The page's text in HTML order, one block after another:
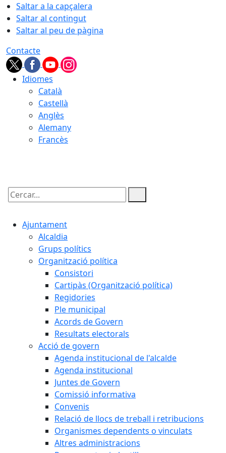
Saltar a la capçalera
Saltar al contingut
Saltar al peu de pàgina
Contacte
Idiomes
Català
Castellà
Anglès
Alemany
Francès
Cercar:
Ajuntament
Alcaldia
Grups polítics
Organització política
Consistori
Cartipàs (Organització política)
Regidories
Ple municipal
Acords de Govern
Resultats electorals
Acció de govern
Agenda institucional de l'alcalde
Agenda institucional
Juntes de Govern
Comissió informativa
Convenis
Relació de llocs de treball i retribucions
Organismes dependents o vinculats
Altres administracions